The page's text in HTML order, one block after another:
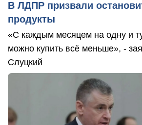
В ЛДПР призвали
продукты
«С каждым месяцем на одну и
можно купить всё меньше», -
Слуцкий